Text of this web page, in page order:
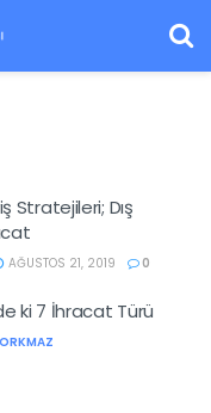
Stratejileri; Dış
AĞUSTOS 21, 2019 0
ki 7 İhracat Türü